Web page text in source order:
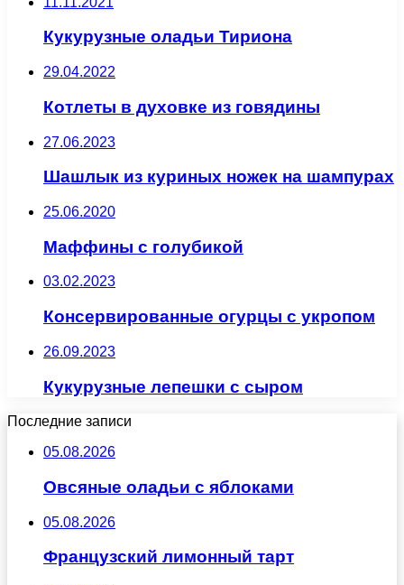
Кукурузные оладьи Тириона
29.04.2022
Котлеты в духовке из говядины
27.06.2023
Шашлык из куриных ножек на шампурах
25.06.2020
Маффины с голубикой
03.02.2023
Консервированные огурцы с укропом
26.09.2023
Кукурузные лепешки с сыром
Последние записи
05.08.2026
Овсяные оладьи с яблоками
05.08.2026
Французский лимонный тарт